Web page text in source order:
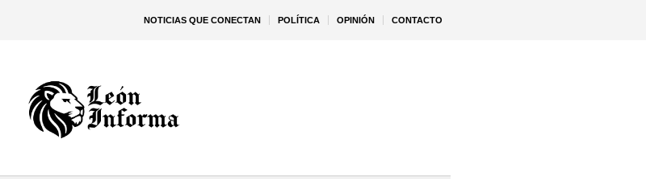
NOTICIAS QUE CONECTAN POLÍTICA OPINIÓN CONTACTO